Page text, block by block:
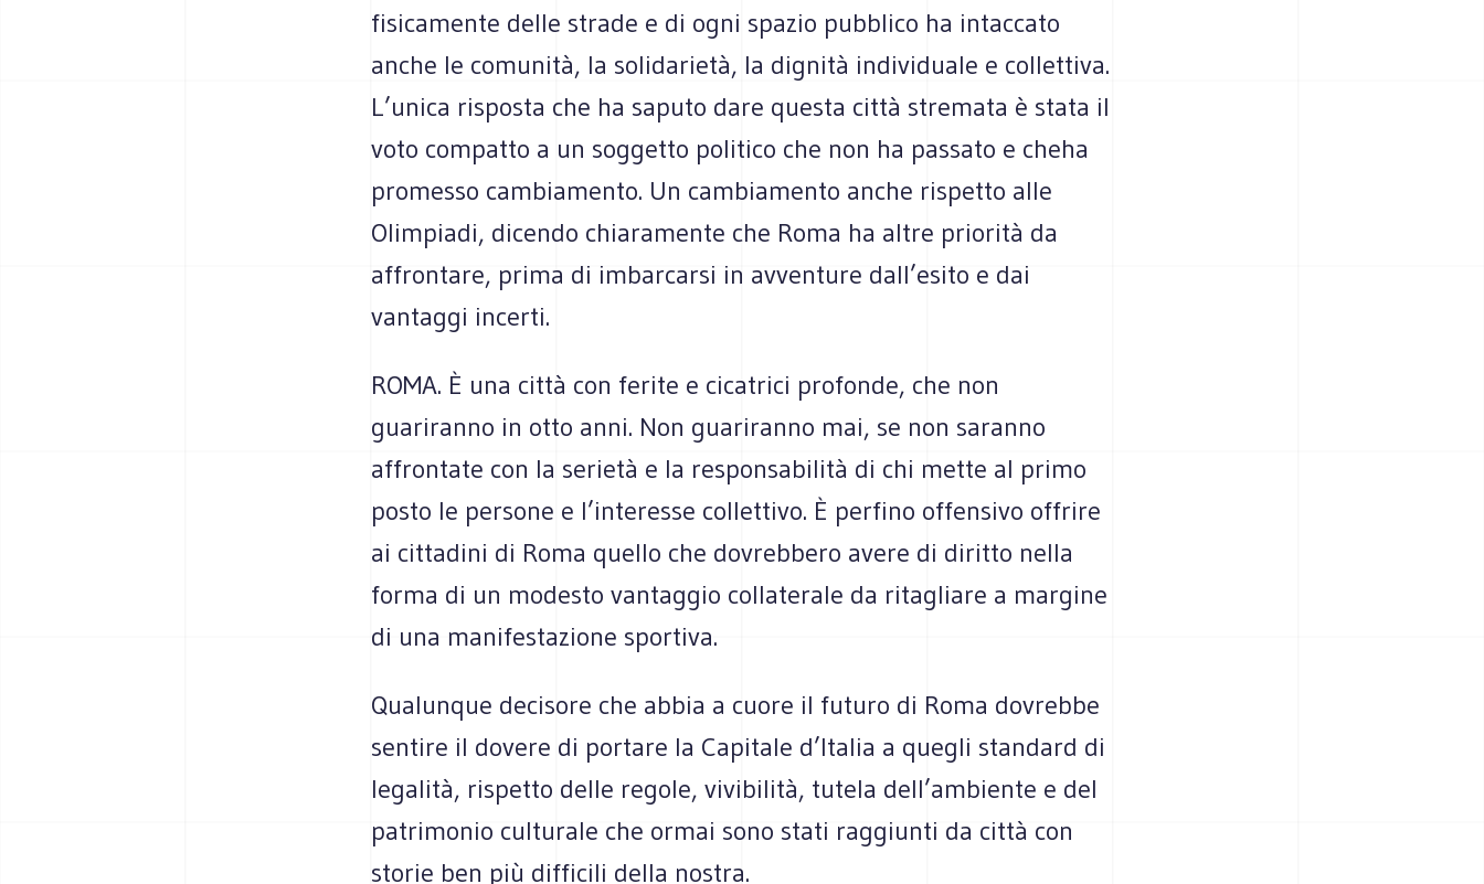
fisicamente delle strade e di ogni spazio pubblico ha intaccato
anche le comunità, la solidarietà, la dignità individuale e collettiva.
L’unica risposta che ha saputo dare questa città stremata è stata il
voto compatto a un soggetto politico che non ha passato e cheha
promesso cambiamento. Un cambiamento anche rispetto alle
Olimpiadi, dicendo chiaramente che Roma ha altre priorità da
affrontare, prima di imbarcarsi in avventure dall’esito e dai
vantaggi incerti.
ROMA. È una città con ferite e cicatrici profonde, che non
guariranno in otto anni. Non guariranno mai, se non saranno
affrontate con la serietà e la responsabilità di chi mette al primo
posto le persone e l’interesse collettivo. È perfino offensivo offrire
ai cittadini di Roma quello che dovrebbero avere di diritto nella
forma di un modesto vantaggio collaterale da ritagliare a margine
di una manifestazione sportiva.
Qualunque decisore che abbia a cuore il futuro di Roma dovrebbe
sentire il dovere di portare la Capitale d’Italia a quegli standard di
legalità, rispetto delle regole, vivibilità, tutela dell’ambiente e del
patrimonio culturale che ormai sono stati raggiunti da città con
storie ben più difficili della nostra.